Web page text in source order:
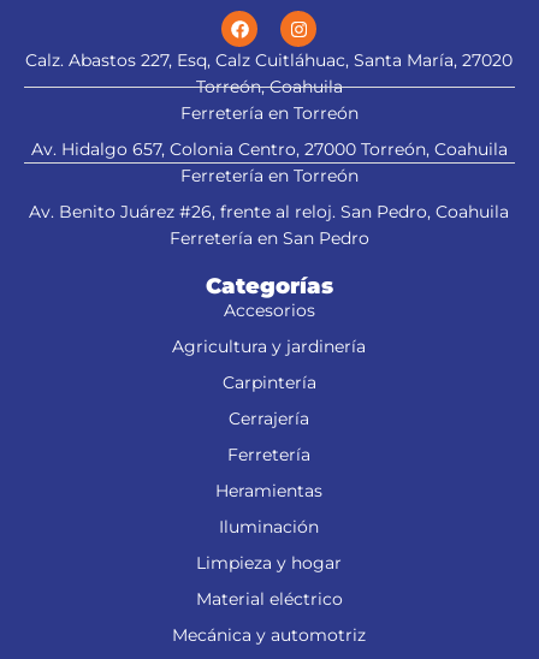
Calz. Abastos 227, Esq, Calz Cuitláhuac, Santa María, 27020
Torreón, Coahuila
Ferretería en Torreón
Av. Hidalgo 657, Colonia Centro, 27000 Torreón, Coahuila
Ferretería en Torreón
Av. Benito Juárez #26, frente al reloj. San Pedro, Coahuila
Ferretería en San Pedro
Categorías
Accesorios
Agricultura y jardinería
Carpintería
Cerrajería
Ferretería
Heramientas
Iluminación
Limpieza y hogar
Material eléctrico
Mecánica y automotriz